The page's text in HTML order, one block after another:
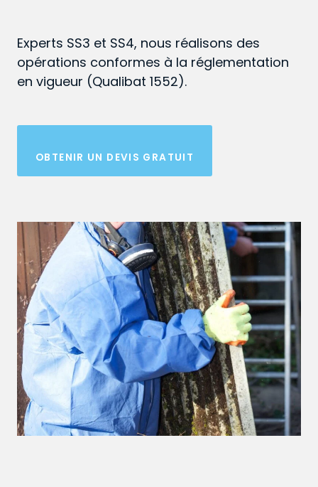
Experts SS3 et SS4, nous réalisons des
opérations conformes à la réglementation
en vigueur (Qualibat 1552).
OBTENIR UN DEVIS GRATUIT